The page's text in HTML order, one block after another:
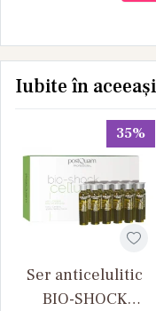
Iubite în
35%
Ser anticelulitic
BIO-SHOCK